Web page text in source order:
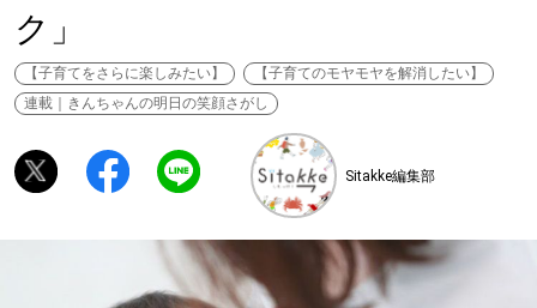
暮らす
ク」
【子育てをさらに楽しみたい】
【子育てのモヤモヤを解消したい】
連載｜きんちゃんの明日の笑顔さがし
Sitakke編集部